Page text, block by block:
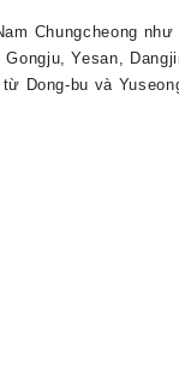
Chungcheong
Yesan,
Dong-bu và